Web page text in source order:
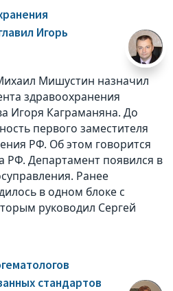
Игорь
Мишустин назначил
здравоохранения
Игоря Каграманяна. До
первого заместителя
РФ. Об этом говорится
РФ. Департамент появился в
Ранее
в одном блоке с
руководил Сергей
стандартов